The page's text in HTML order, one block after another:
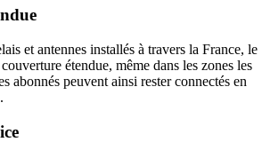
et antennes installés à travers la France, le
étendue, même dans les zones les
abonnés peuvent ainsi rester connectés en